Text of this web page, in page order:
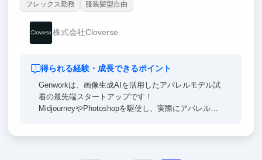
フレックス勤務 服装髪型自由
株式会社Cloverse
得られる経験・成長できるポイント
Genworkは、画像生成AIを活用したアパレルモデル試
着の最先端スタートアップです！
MidjourneyやPhotoshopを駆使し、実際にアパレルブ